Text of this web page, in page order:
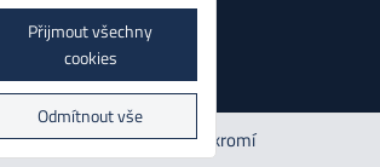
069 +420 608 983 952
Zásady ochrany soukromí
Přijmout všechny
cookies
Odmítnout vše